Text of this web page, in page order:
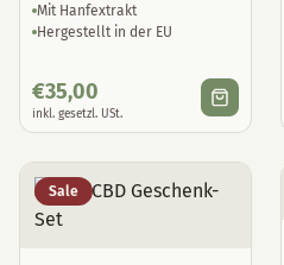
Mit Hanfextrakt
Hergestellt in der EU
€35,00
inkl. gesetzl. USt.
Sale